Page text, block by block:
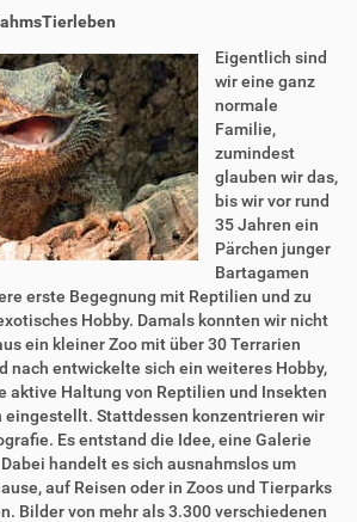
Eigentlich sind
wir eine ganz
normale
Familie,
zumindest
glauben wir das,
bis wir vor rund
35 Jahren ein
Pärchen junger
Bartagamen
erste Begegnung mit Reptilien und zu
Hobby. Damals konnten wir nicht
ein kleiner Zoo mit über 30 Terrarien
nach entwickelte sich ein weiteres Hobby,
aktive Haltung von Reptilien und Insekten
eingestellt. Stattdessen konzentrieren wir
Es entstand die Idee, eine Galerie
handelt es sich ausnahmslos um
auf Reisen oder in Zoos und Tierparks
Bilder von mehr als 3.300 verschiedenen